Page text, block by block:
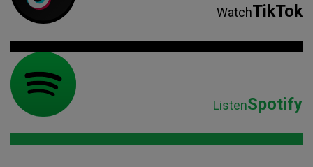
WatchTikTok
ListenSpotify